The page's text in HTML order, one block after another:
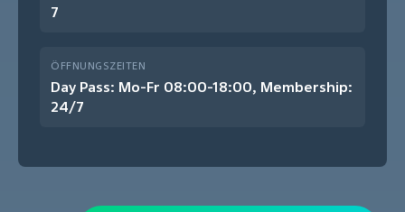
7
ÖFFNUNGSZEITEN
Day Pass: Mo-Fr 08:00-18:00, Membership:
24/7